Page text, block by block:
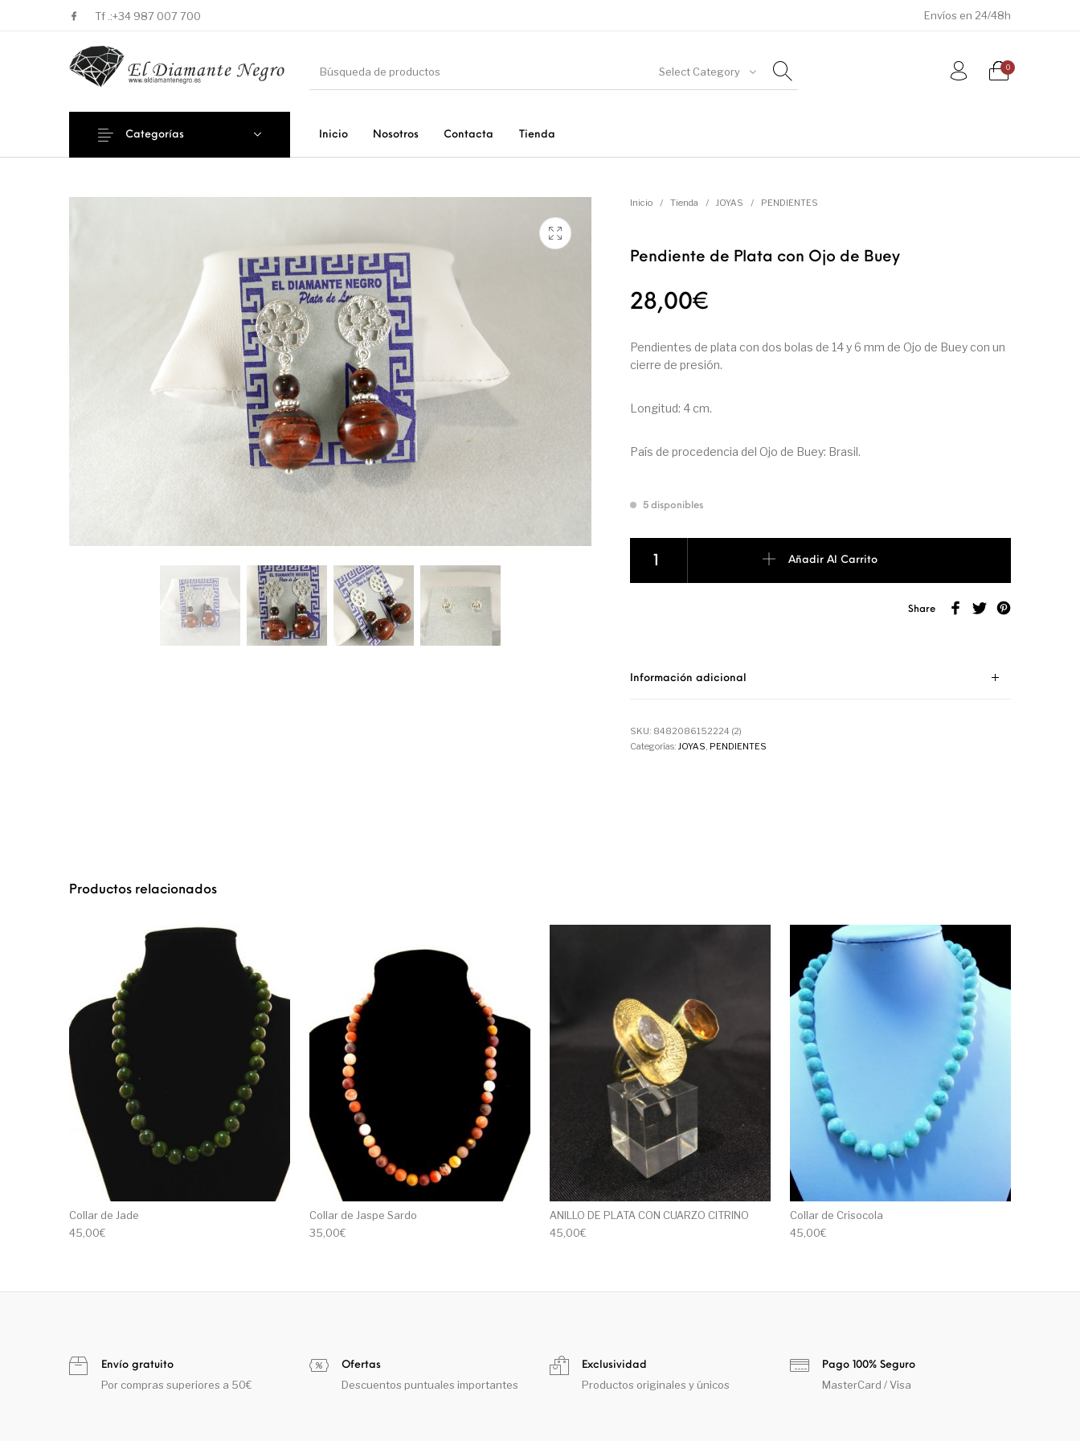
Tf .:+34 987 007 700 Envíos en 24/48h
Select Category 0
Inicio Nosotros Contacta Tienda
Categorías
MINERALES
CONSUMO
Inicio / Tienda / JOYAS / PENDIENTES
Pendiente de Plata con Ojo de Buey
28,00€
Pendientes de plata con dos bolas de 14 y 6 mm de Ojo de Buey con un
cierre de presión.
Longitud: 4 cm.
País de procedencia del Ojo de Buey: Brasil.
5 disponibles
Añadir Al Carrito
Share
Información adicional
SKU: 8482086152224 (2)
Categorías: JOYAS PENDIENTES
Productos relacionados
Collar de Jade
45,00€
Collar de Jaspe Sardo
35,00€
ANILLO DE PLATA CON CUARZO CITRINO
45,00€
Collar de Crisocola
45,00€
Envío gratuito
Por compras superiores a 50€
Ofertas
Descuentos puntuales importantes
Exclusividad
Productos originales y únicos
Pago 100% Seguro
MasterCard / Visa